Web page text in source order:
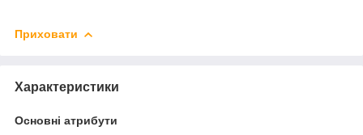
Приховати
Характеристики
Основні атрибути